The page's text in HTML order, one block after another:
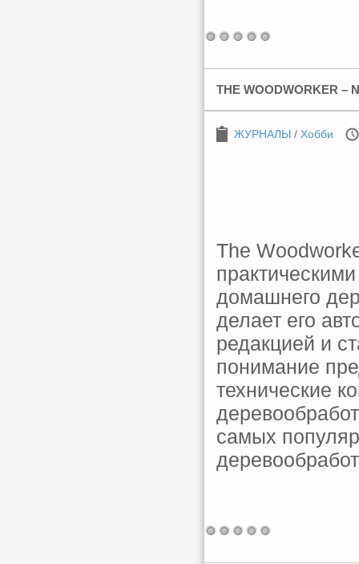
THE WOODWORKER –
ЖУРНАЛЫ / Хобби
The
домашнего
делает его
редакцией и
понимание
технические
самых